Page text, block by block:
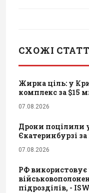
СХОЖІ
Жирна ціль: у
комплекс за $15
07.08.2026
Дрони поцілили
Єкатеринбурзі
07.08.2026
РФ використовує
підрозділів, - ISW